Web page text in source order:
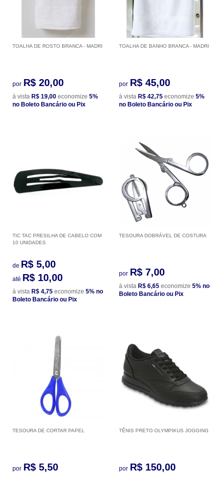
TOALHA DE ROSTO BRANCA - MADRI
por R$ 20,00
à vista R$ 19,00 economize 5%
no Boleto Bancário ou Pix
TOALHA DE BANHO BRANCA - MADRI
por R$ 45,00
à vista R$ 42,75 economize 5%
no Boleto Bancário ou Pix
TIC TAC PRESILHA DE CABELO COM
10 UNIDADES
de R$ 5,00
até R$ 10,00
à vista R$ 4,75 economize 5% no
Boleto Bancário ou Pix
TESOURA DOBRÁVEL DE COSTURA
por R$ 7,00
à vista R$ 6,65 economize 5% no
Boleto Bancário ou Pix
TESOURA DE CORTAR PAPEL
por R$ 5,50
TÊNIS PRETO OLYMPIKUS JOGGING
por R$ 150,00